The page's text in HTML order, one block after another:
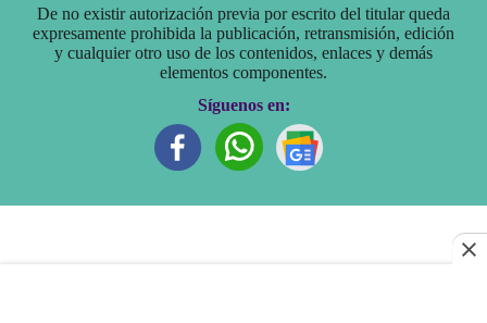
De no existir autorización previa por escrito del titular queda
expresamente prohibida la publicación, retransmisión, edición
y cualquier otro uso de los contenidos, enlaces y demás
elementos componentes.
Síguenos en: